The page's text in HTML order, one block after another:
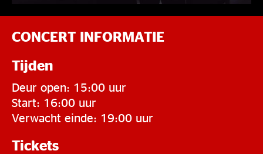
CONCERT INFORMATIE
Tijden
Deur open: 15:00 uur
Start: 16:00 uur
Verwacht einde: 19:00 uur
Tickets